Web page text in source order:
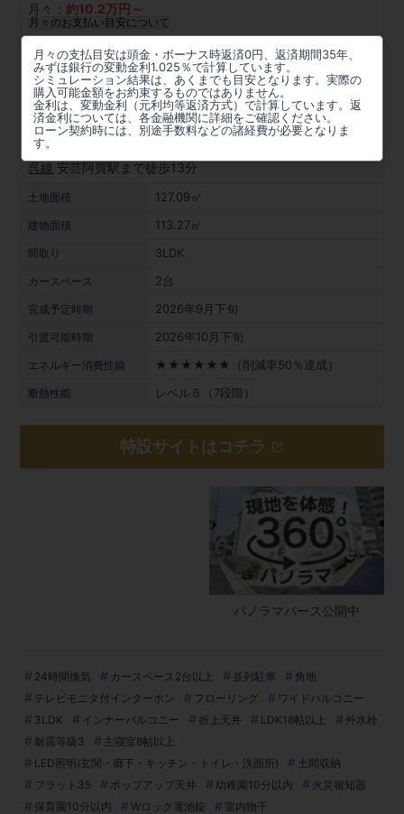
月々：約10.2万円～
月々のお支払い目安について
月々の支払目安は頭金・ボーナス時返済0円、返済期間35年、
みずほ銀行の変動金利1.025％で計算しています。
シミュレーション結果は、あくまでも目安となります。実際の
購入可能金額をお約束するものではありません。
金利は、変動金利（元利均等返済方式）で計算しています。返
済金利については、各金融機関に詳細をご確認ください。
ローン契約時には、別途手数料などの諸経費が必要となりま
す。
所在地
広島県呉市阿賀北８丁目1897番1(地番)
周辺マップを見る
アクセス
呉線 安芸阿賀駅まで徒歩13分
土地面積 127.09㎡
建物面積 113.27㎡
間取り 3LDK
カースペース 2台
完成予定時期 2026年9月下旬
引渡可能時期 2026年10月下旬
エネルギー消費性能 ★★★★★★（削減率50％達成）
断熱性能 レベル５（7段階）
24時間換気 カースペース2台以上 並列駐車
角地
テレビモニタ付インターホン
フローリング
ワイドバルコニー
3LDK
インナーバルコニー 折上天井 LDK18帖以上
外水栓
耐震等級3
主寝室8帖以上
LED照明(玄関・廊下・キッチン・トイレ・洗面所)
土間収納
フラット35
ポップアップ天井 幼稚園10分以内
火災報知器
保育園10分以内
Wロック電池錠
室内物干
特設サイトはコチラ
パノラマパース公開中